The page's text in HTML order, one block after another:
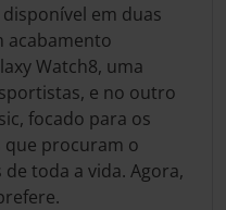
em duas
acabamento
Watch8, uma
e no outro
focado para os
que procuram o
toda a vida. Agora,